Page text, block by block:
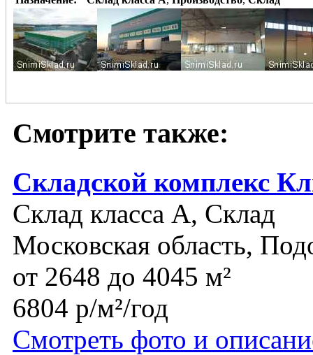
Смотрите также:
Складской комплекс
Склад класса A, Склад
Московская область,
от 2648 до 4045 м²
6804 р/м²/год
Смотреть фото и